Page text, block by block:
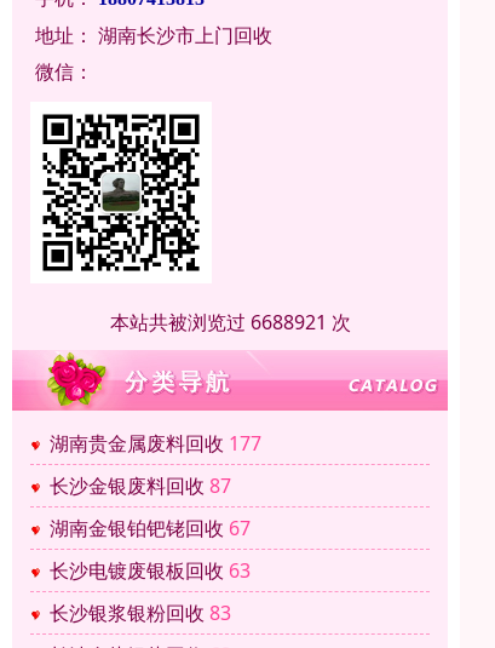
地址： 湖南长沙市上门回收
微信：
本站共被浏览过 6688921 次
湖南贵金属废料回收 177
长沙金银废料回收 87
湖南金银铂钯铑回收 67
长沙电镀废银板回收 63
长沙银浆银粉回收 83